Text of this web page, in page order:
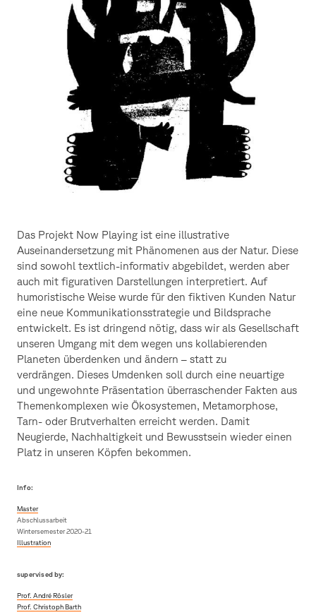
Das Projekt Now Playing ist eine illustrative
Auseinandersetzung mit Phänomenen aus der Natur. Diese
sind sowohl textlich-informativ abgebildet, werden aber
auch mit figurativen Darstellungen interpretiert. Auf
humoristische Weise wurde für den fiktiven Kunden Natur
eine neue Kommunikationsstrategie und Bildsprache
entwickelt. Es ist dringend nötig, dass wir als Gesellschaft
unseren Umgang mit dem wegen uns kollabierenden
Planeten überdenken und ändern – statt zu
verdrängen. Dieses Umdenken soll durch eine neuartige
und ungewohnte Präsentation überraschender Fakten aus
Themenkomplexen wie Ökosystemen, Metamorphose,
Tarn- oder Brutverhalten erreicht werden. Damit
Neugierde, Nachhaltigkeit und Bewusstsein wieder einen
Platz in unseren Köpfen bekommen.
Info:
Master
Abschlussarbeit
Wintersemester 2020-21
Illustration
supervised by:
Prof. André Rösler
Prof. Christoph Barth